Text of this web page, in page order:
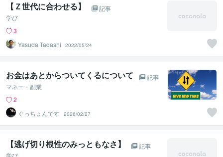
【Ｚ世代に合わせる】
記事
学び
3
Yasuda Tadashi
2022/05/24
お金はあとからついてくるについて
記事
マネー・副業
2
ぐっちょんです
2026/02/27
【逃げ切り根性のみっともなさ】
記事
学び